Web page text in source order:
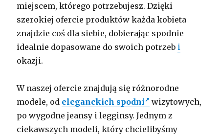
miejscem, którego potrzebujesz. Dzięki
szerokiej ofercie produktów każda kobieta
znajdzie coś dla siebie, dobierając spodnie
idealnie dopasowane do swoich potrzeb i
okazji.
W naszej ofercie znajdują się różnorodne
modele, od eleganckich spodni
wizytowych,
po wygodne jeansy i legginsy. Jednym z
ciekawszych modeli, który chcielibyśmy